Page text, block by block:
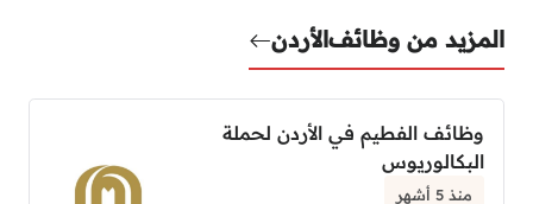
المزيد من وظائفالأردن
وظائف الفطيم في الأردن لحملة
البكالوريوس
منذ 5 أشهر